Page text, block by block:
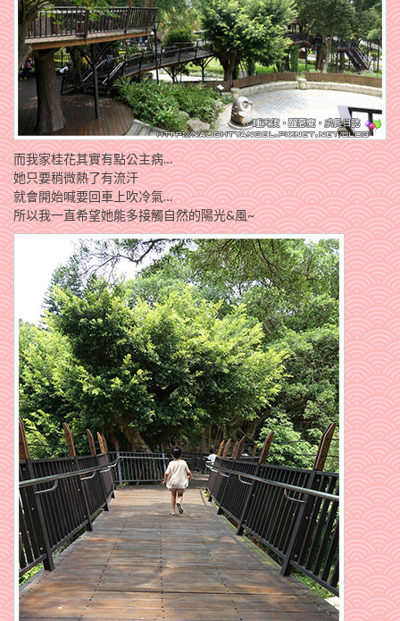
而我家桂花其實有點公主病…
她只要稍微熱了有流汗
就會開始喊要回車上吹冷氣…
所以我一直希望她能多接觸自然的陽光&風~